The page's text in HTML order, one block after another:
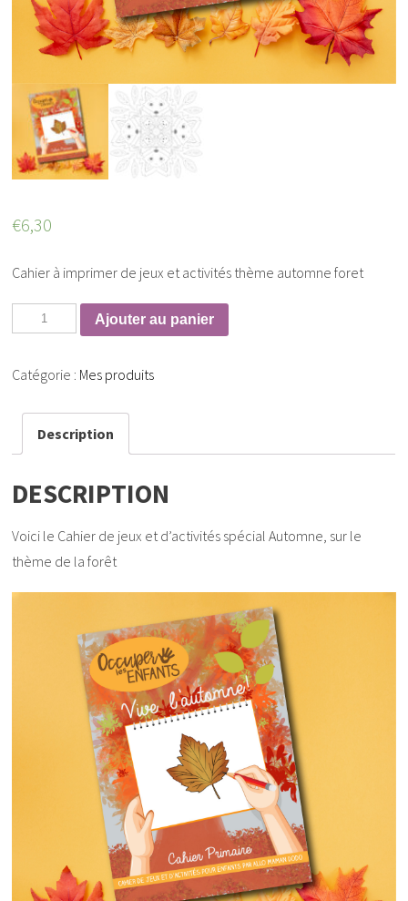
€6,30
Cahier à imprimer de jeux et activités thème automne foret
Ajouter au panier
Catégorie : Mes produits
Description
DESCRIPTION
Voici le Cahier de jeux et d’activités spécial Automne, sur le
thème de la forêt